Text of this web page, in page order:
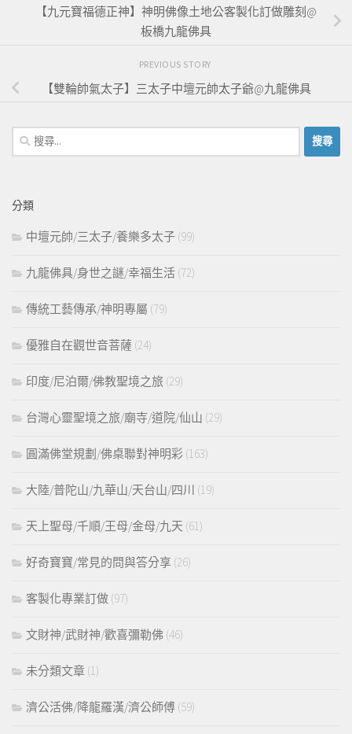
【九元寶福德正神】神明佛像土地公客製化訂做雕刻@
板橋九龍佛具
PREVIOUS STORY
【雙輪帥氣太子】三太子中壇元帥太子爺@九龍佛具
搜
尋
字:
分類
中壇元帥/三太子/養樂多太子 (99)
九龍佛具/身世之謎/幸福生活 (72)
傳統工藝傳承/神明專屬 (79)
優雅自在觀世音菩薩 (24)
印度/尼泊爾/佛教聖境之旅 (29)
台灣心靈聖境之旅/廟寺/道院/仙山 (29)
圓滿佛堂規劃/佛桌聯對神明彩 (163)
大陸/普陀山/九華山/天台山/四川 (19)
天上聖母/千順/王母/金母/九天 (61)
好奇寶寶/常見的問與答分享 (26)
客製化專業訂做 (97)
文財神/武財神/歡喜彌勒佛 (46)
未分類文章 (1)
濟公活佛/降龍羅漢/濟公師傅 (59)